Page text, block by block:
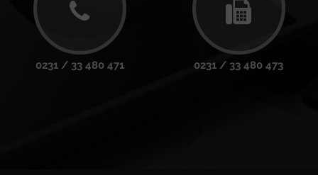
0231 / 33 480 471 0231 / 33 480 473